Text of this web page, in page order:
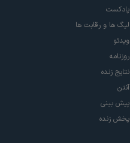
پادکست
لیگ ها و رقابت ها
ویدئو
روزنامه
نتایج زنده
آنتن
پیش بینی
پخش زنده